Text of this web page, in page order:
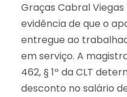
Graças Cabral
evidência de que o
entregue ao
em serviço. A
462, § 1º da CLT
desconto no salário